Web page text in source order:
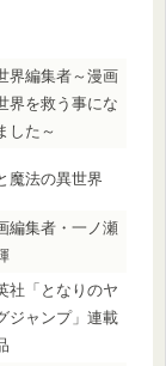
界編集者～漫画
界を救う事にな
した～
魔法の異世界
編集者・一ノ瀬
社「となりのヤ
ジャンプ」連載